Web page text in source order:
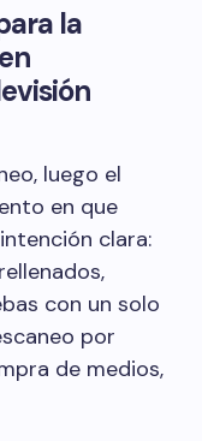
la
luego el
en que
clara:
con un solo
por
de medios,